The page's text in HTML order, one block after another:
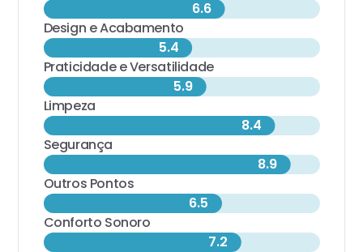
6.6
Design e Acabamento
5.4
Praticidade e Versatilidade
5.9
Limpeza
8.4
Segurança
8.9
Outros Pontos
6.5
Conforto Sonoro
7.2